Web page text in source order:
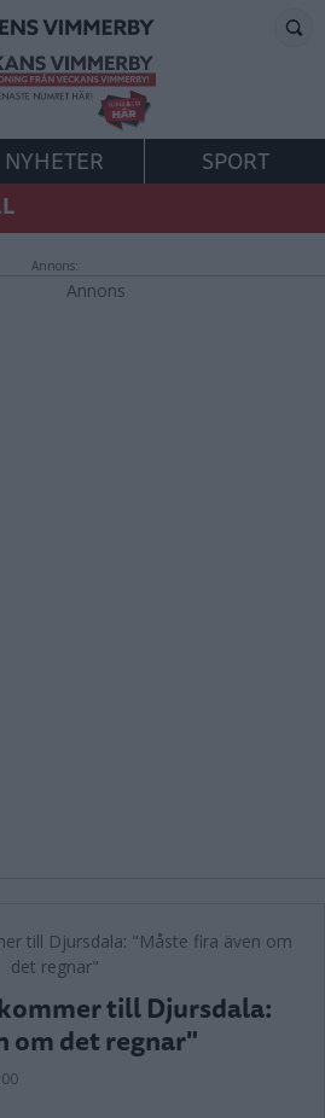
NYHETER
SPORT
Annons:
till Djursdala:
om det regnar"